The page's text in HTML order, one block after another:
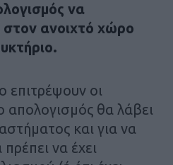
να
στον ανοιχτό χώρο
οι
απολογισμός θα λάβει
και για να
να έχει